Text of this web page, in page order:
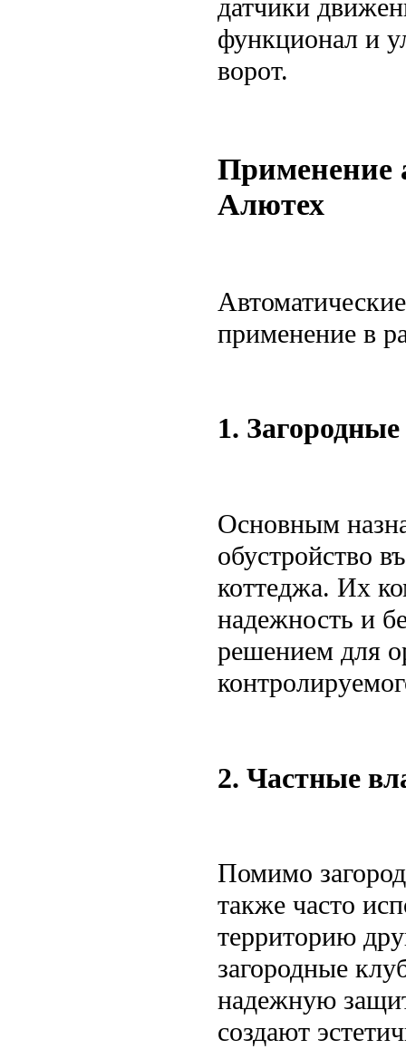
датчики
функционал и
ворот.
Применение
Алютех
применение в
1.
Основным
обустройство
коттеджа. Их
надежность и
решением для
2. Частные
Помимо
также часто
территорию
загородные
надежную
создают